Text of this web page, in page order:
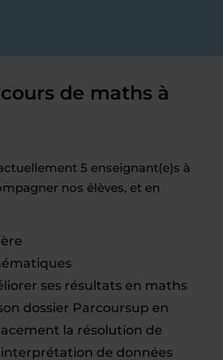
de maths à
5 enseignant(e)s à
nos élèves, et en
ses résultats en maths
dossier Parcoursup en
la résolution de
de données